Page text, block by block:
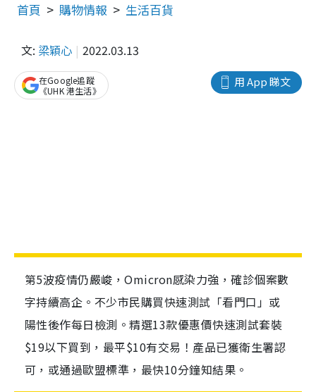
首頁 購物情報 生活百貨
文: 梁穎心 2022.03.13
用 App 睇文
在Google追蹤
《UHK 港生活》
第5波疫情仍嚴峻，Omicron感染力強，確診個案數
字持續高企。不少市民購買快速測試「看門口」或
陽性後作每日檢測。精選13款優惠價快速測試套裝
$19以下買到，最平$10有交易！產品已獲衛生署認
可，或通過歐盟標準，最快10分鐘知結果。